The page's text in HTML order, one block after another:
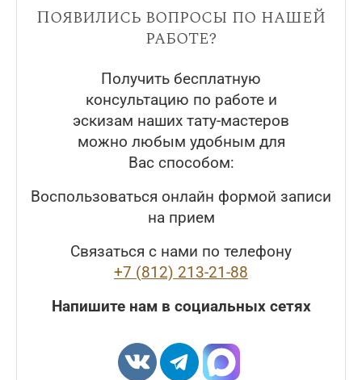
Появились вопросы по нашей
работе?
Получить бесплатную
консультацию по работе и
эскизам наших тату-мастеров
можно любым удобным для
Вас способом:
Воспользоваться онлайн формой записи
на прием
Связаться с нами по телефону
+7 (812) 213-21-88
Напишите нам в социальных сетях